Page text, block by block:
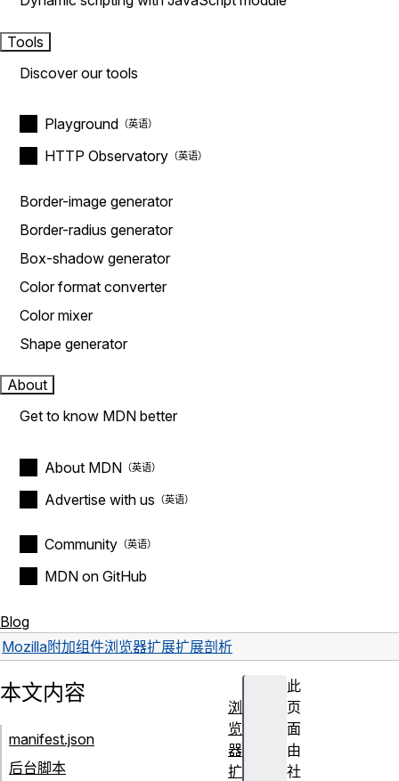
Tools
Discover our tools
Playground
HTTP Observatory
Border-image generator
Border-radius generator
Box-shadow generator
Color format converter
Color mixer
Shape generator
About
Get to know MDN better
About MDN
Advertise with us
Community
MDN on GitHub
Blog
Mozilla附加组件浏览器扩展扩展剖析
此
页
面
由
社
本文内容
manifest.json
后台脚本
浏
览
器
扩